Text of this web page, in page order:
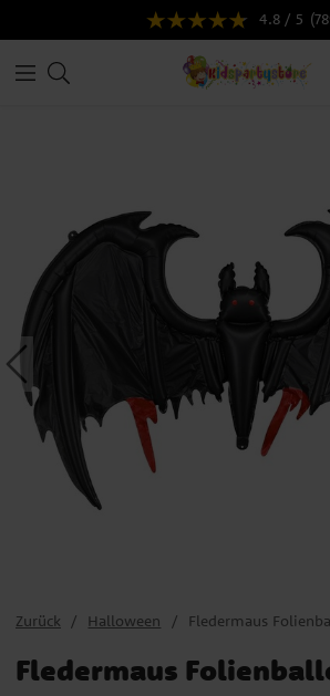
4.8 / 5
Zurück Halloween Fledermaus
Fledermaus